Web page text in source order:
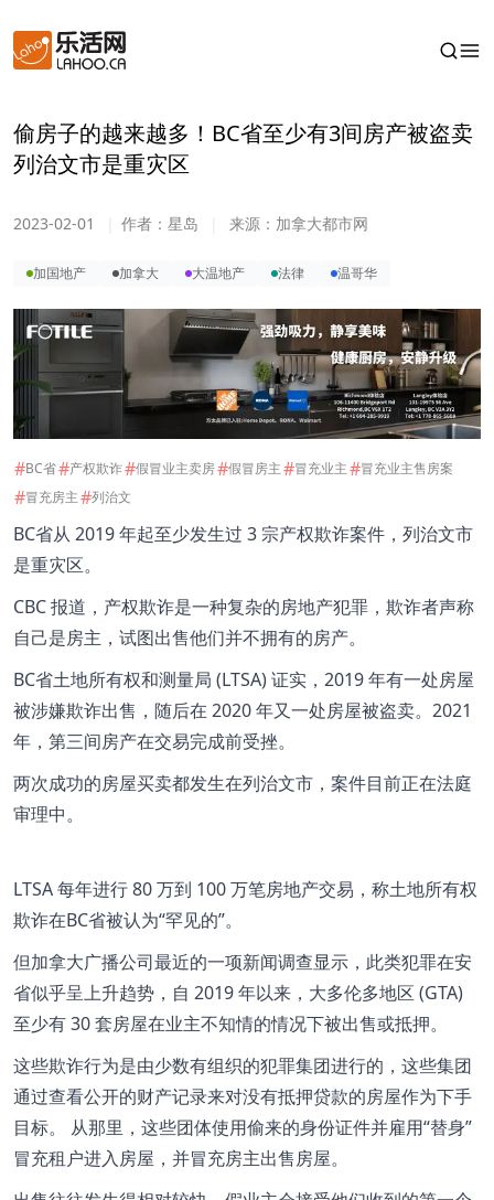
偷房子的越来越多！BC省至少有3间房产被盗卖
列治文市是重灾区
2023-02-01 作者： 星岛 来源： 加拿大都市网
加国地产 加拿大 大温地产 法律 温哥华
#BC省#产权欺诈#假冒业主卖房#假冒房主#冒充业主#冒充业主售房案
#冒充房主#列治文
BC省从 2019 年起至少发生过 3 宗产权欺诈案件，列治文市
是重灾区。
CBC 报道，产权欺诈是一种复杂的房地产犯罪，欺诈者声称
自己是房主，试图出售他们并不拥有的房产。
BC省土地所有权和测量局 (LTSA) 证实，2019 年有一处房屋
被涉嫌欺诈出售，随后在 2020 年又一处房屋被盗卖。2021
年，第三间房产在交易完成前受挫。
两次成功的房屋买卖都发生在列治文市，案件目前正在法庭
审理中。
LTSA 每年进行 80 万到 100 万笔房地产交易，称土地所有权
欺诈在BC省被认为“罕见的”。
但加拿大广播公司最近的一项新闻调查显示，此类犯罪在安
省似乎呈上升趋势，自 2019 年以来，大多伦多地区 (GTA)
至少有 30 套房屋在业主不知情的情况下被出售或抵押。
这些欺诈行为是由少数有组织的犯罪集团进行的，这些集团
通过查看公开的财产记录来对没有抵押贷款的房屋作为下手
目标。 从那里，这些团体使用偷来的身份证件并雇用“替身”
冒充租户进入房屋，并冒充房主出售房屋。